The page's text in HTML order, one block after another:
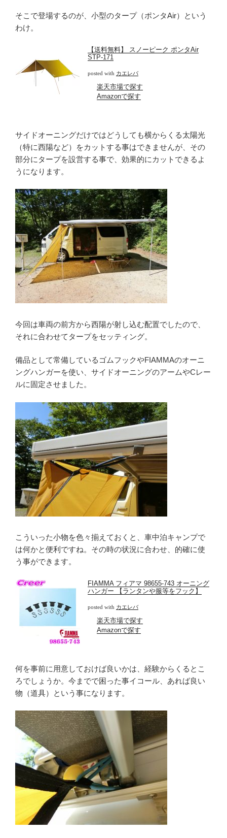
そこで登場するのが、小型のタープ（ポンタAir）という
わけ。
【送料無料】 スノーピーク ポンタAir
STP-171
posted with カエレバ
楽天市場で探す
Amazonで探す
サイドオーニングだけではどうしても横からくる太陽光
（特に西陽など）をカットする事はできませんが、その
部分にタープを設営する事で、効果的にカットできるよ
うになります。
今回は車両の前方から西陽が射し込む配置でしたので、
それに合わせてタープをセッティング。
備品として常備しているゴムフックやFIAMMAのオーニ
ングハンガーを使い、サイドオーニングのアームやCレー
ルに固定させました。
こういった小物を色々揃えておくと、車中泊キャンプで
は何かと便利ですね。その時の状況に合わせ、的確に使
う事ができます。
FIAMMA フィアマ 98655-743 オーニング
ハンガー 【ランタンや服等をフック】
posted with カエレバ
楽天市場で探す
Amazonで探す
何を事前に用意しておけば良いかは、経験からくるとこ
ろでしょうか。今までで困った事イコール、あれば良い
物（道具）という事になります。